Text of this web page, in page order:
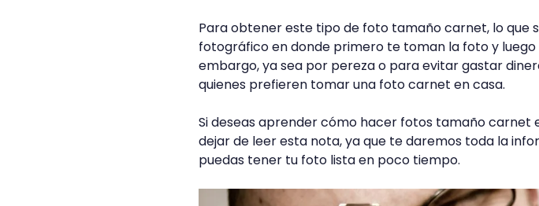
Para obtener este tipo de foto tamaño carnet, lo que
fotográfico en donde primero te toman la foto y
embargo, ya sea por pereza o para evitar gastar
quienes prefieren tomar una foto carnet en casa.
Si deseas aprender cómo hacer fotos tamaño carnet
dejar de leer esta nota, ya que te daremos toda la
puedas tener tu foto lista en poco tiempo.